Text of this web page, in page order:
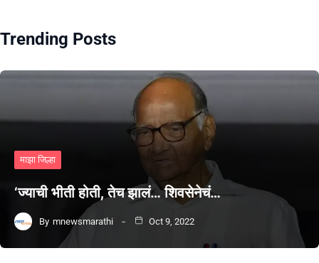
Trending Posts
माझा जिल्हा
‘ज्याची भीती होती, तेच झालं… शिवसेनेचं…
By mnewsmarathi Oct 9, 2022